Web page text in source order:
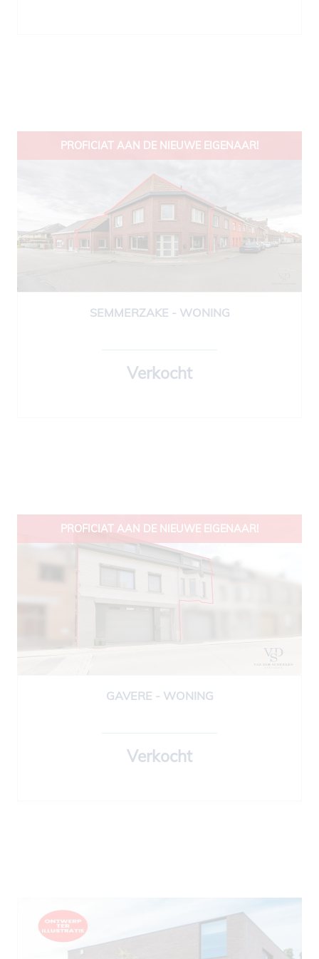
PROFICIAT AAN DE NIEUWE EIGENAAR!
175 m² 2 1
SEMMERZAKE - WONING
Verkocht
PROFICIAT AAN DE NIEUWE EIGENAAR!
277 m² 4 2
GAVERE - WONING
Verkocht